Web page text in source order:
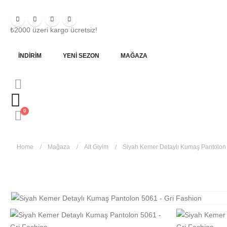
₺2000 üzeri kargo ücretsiz!
İNDIRIM YENI SEZON MAĞAZA
0
Home Mağaza Alt Giyim Siyah Kemer Detaylı Kumaş